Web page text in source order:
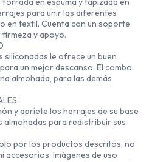
para unir las diferentes
en textil. Cuenta con un soporte
y apoyo.
siliconadas le ofrece un buen
un mejor descanso. El combo
almohada, para las demás
y apriete los herrajes de su base
almohadas para redistribuir sus
por los productos descritos, no
accesorios. Imágenes de uso